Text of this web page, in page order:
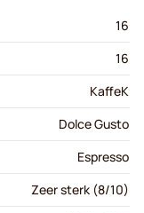
16
16
KaffeK
Dolce Gusto
Espresso
Zeer sterk (8/10)